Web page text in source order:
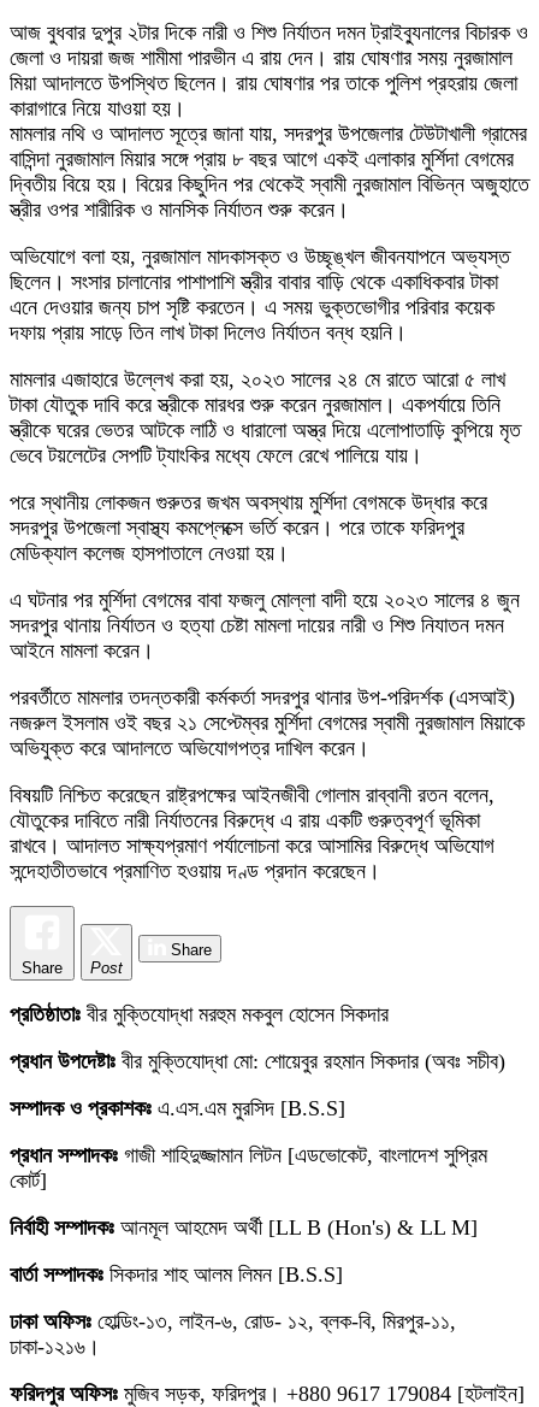
আজ বুধবার দুপুর ২টার দিকে নারী ও শিশু নির্যাতন দমন ট্রাইব্যুনালের বিচারক ও
জেলা ও দায়রা জজ শামীমা পারভীন এ রায় দেন। রায় ঘোষণার সময় নুরজামাল
মিয়া আদালতে উপস্থিত ছিলেন। রায় ঘোষণার পর তাকে পুলিশ প্রহরায় জেলা
কারাগারে নিয়ে যাওয়া হয়।
মামলার নথি ও আদালত সূত্রে জানা যায়, সদরপুর উপজেলার টেউটাখালী গ্রামের
বাসিন্দা নুরজামাল মিয়ার সঙ্গে প্রায় ৮ বছর আগে একই এলাকার মুর্শিদা বেগমের
দ্বিতীয় বিয়ে হয়। বিয়ের কিছুদিন পর থেকেই স্বামী নুরজামাল বিভিন্ন অজুহাতে
স্ত্রীর ওপর শারীরিক ও মানসিক নির্যাতন শুরু করেন।
অভিযোগে বলা হয়, নুরজামাল মাদকাসক্ত ও উচ্ছৃঙ্খল জীবনযাপনে অভ্যস্ত
ছিলেন। সংসার চালানোর পাশাপাশি স্ত্রীর বাবার বাড়ি থেকে একাধিকবার টাকা
এনে দেওয়ার জন্য চাপ সৃষ্টি করতেন। এ সময় ভুক্তভোগীর পরিবার কয়েক
দফায় প্রায় সাড়ে তিন লাখ টাকা দিলেও নির্যাতন বন্ধ হয়নি।
মামলার এজাহারে উল্লেখ করা হয়, ২০২৩ সালের ২৪ মে রাতে আরো ৫ লাখ
টাকা যৌতুক দাবি করে স্ত্রীকে মারধর শুরু করেন নুরজামাল। একপর্যায়ে তিনি
স্ত্রীকে ঘরের ভেতর আটকে লাঠি ও ধারালো অস্ত্র দিয়ে এলোপাতাড়ি কুপিয়ে মৃত
ভেবে টয়লেটের সেপটি ট্যাংকির মধ্যে ফেলে রেখে পালিয়ে যায়।
পরে স্থানীয় লোকজন গুরুতর জখম অবস্থায় মুর্শিদা বেগমকে উদ্ধার করে
সদরপুর উপজেলা স্বাস্থ্য কমপ্লেক্সে ভর্তি করেন। পরে তাকে ফরিদপুর
মেডিক্যাল কলেজ হাসপাতালে নেওয়া হয়।
এ ঘটনার পর মুর্শিদা বেগমের বাবা ফজলু মোল্লা বাদী হয়ে ২০২৩ সালের ৪ জুন
সদরপুর থানায় নির্যাতন ও হত্যা চেষ্টা মামলা দায়ের নারী ও শিশু নিযাতন দমন
আইনে মামলা করেন।
পরবর্তীতে মামলার তদন্তকারী কর্মকর্তা সদরপুর থানার উপ-পরিদর্শক (এসআই)
নজরুল ইসলাম ওই বছর ২১ সেপ্টেম্বর মুর্শিদা বেগমের স্বামী নুরজামাল মিয়াকে
অভিযুক্ত করে আদালতে অভিযোগপত্র দাখিল করেন।
বিষয়টি নিশ্চিত করেছেন রাষ্ট্রপক্ষের আইনজীবী গোলাম রাব্বানী রতন বলেন,
যৌতুকের দাবিতে নারী নির্যাতনের বিরুদ্ধে এ রায় একটি গুরুত্বপূর্ণ ভূমিকা
রাখবে। আদালত সাক্ষ্যপ্রমাণ পর্যালোচনা করে আসামির বিরুদ্ধে অভিযোগ
সন্দেহাতীতভাবে প্রমাণিত হওয়ায় দণ্ড প্রদান করেছেন।
Share Post
Share
প্রতিষ্ঠাতাঃ বীর মুক্তিযোদ্ধা মরহুম মকবুল হোসেন সিকদার
প্রধান উপদেষ্টাঃ বীর মুক্তিযোদ্ধা মো: শোয়েবুর রহমান সিকদার (অবঃ সচীব)
সম্পাদক ও প্রকাশকঃ এ.এস.এম মুরসিদ [B.S.S]
প্রধান সম্পাদকঃ গাজী শাহিদুজ্জামান লিটন [এডভোকেট, বাংলাদেশ সুপ্রিম
কোর্ট]
নির্বাহী সম্পাদকঃ আনমূল আহমেদ অর্থী [LL B (Hon's) & LL M]
বার্তা সম্পাদকঃ সিকদার শাহ আলম লিমন [B.S.S]
ঢাকা অফিসঃ হোল্ডিং-১৩, লাইন-৬, রোড- ১২, ব্লক-বি, মিরপুর-১১,
ঢাকা-১২১৬।
ফরিদপুর অফিসঃ মুজিব সড়ক, ফরিদপুর। +880 9617 179084 [হটলাইন]